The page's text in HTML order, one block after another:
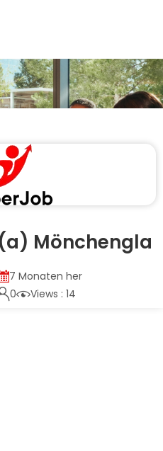
Mönchengla
7 Monaten her
0 Views : 14